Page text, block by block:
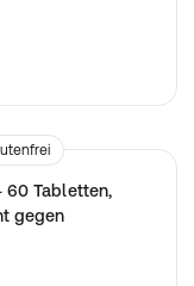
60 Tabletten,
gegen